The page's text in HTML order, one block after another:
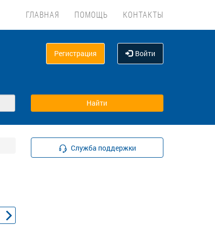
ГЛАВНАЯ ПОМОЩЬ КОНТАКТЫ
Регистрация Войти
Служба поддержки